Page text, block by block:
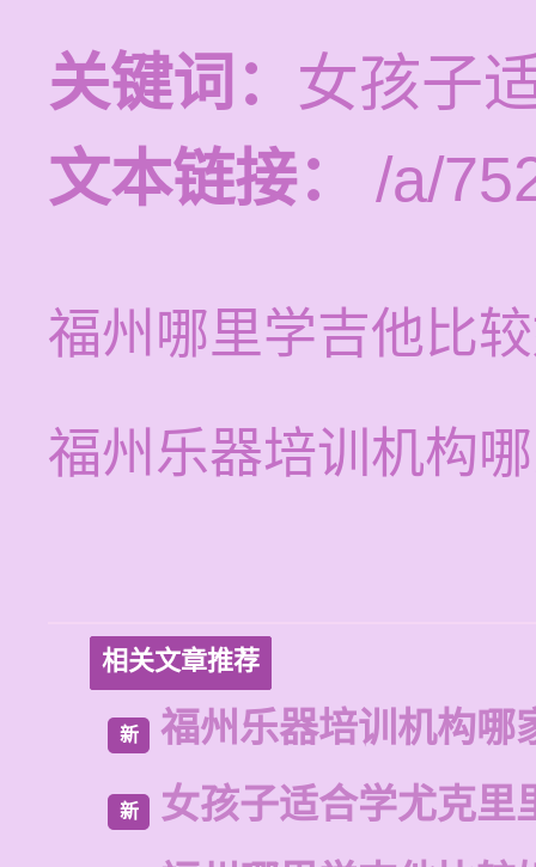
关键词： 女孩子
文本链接：
/a/
福州哪里学吉他比
福州乐器培训机构
相关文章推荐
新 福州乐器培训机构哪
新
女孩子适合学尤克里